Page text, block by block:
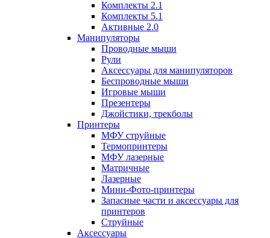
Комплекты 2.1
Комплекты 5.1
Активные 2.0
Манипуляторы
Проводные мыши
Рули
Аксессуары для манипуляторов
Беспроводные мыши
Игровые мыши
Презентеры
Джойстики, трекболы
Принтеры
МФУ струйные
Термопринтеры
МФУ лазерные
Матричные
Лазерные
Мини-Фото-принтеры
Запасные части и аксессуары для
принтеров
Струйные
Аксессуары